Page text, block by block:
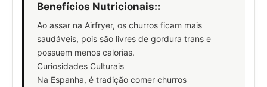
Benefícios Nutricionais::
Ao assar na Airfryer, os churros ficam mais
saudáveis, pois são livres de gordura trans e
possuem menos calorias.
Curiosidades Culturais
Na Espanha, é tradição comer churros